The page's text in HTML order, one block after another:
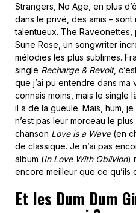
Strangers, No Age, en plus
dans le privé, des amis –
talentueux. The
Sune Rose, un songwriter
mélodies les plus sublimes.
single Recharge & Revolt,
que j’ai pu entendre dans ma
connais moins, mais le single
il a de la gueule. Mais, hum,
n’est pas leur morceau le
chanson Love is a Wave(en
de classique. Je n’ai pas
album (In Love With Oblivion)
encore meilleur que ce qu’ils
Et les Dum Dum